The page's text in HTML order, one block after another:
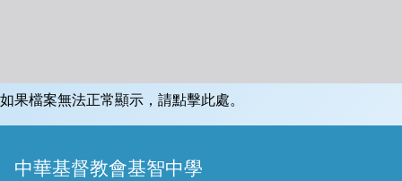
如果檔案無法正常顯示，請點擊此處。
中華基督教會基智中學